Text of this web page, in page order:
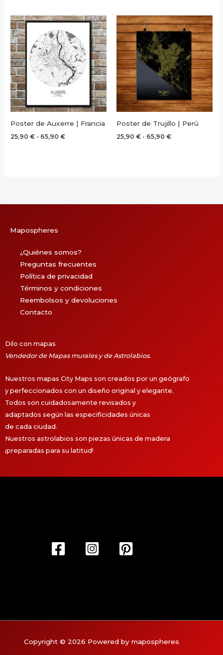
desde
25,90 €
hasta
29,90 €
desde
25,90 €
hasta
29,90 €
Poster de Auxerre | Francia
25,90€ - 65,90€Rango
Poster de Trujillo | Perú
25,90 € - 65,90 €Rango
Mapospheres
¿Quiénes somos?
Preguntas frecuentes
Política de privacidad
Términos y condiciones
Reembolsos y devoluciones
Contacto
Dilo con mapas
Vendedor de Mapas murales y de Astrolabios.
Nuestros mapas City Maps son creados por un geógrafo
y perfeccionados con un diseño original y elegante.
Todos son cuidadosamente revisados y
adaptados según las especificidades únicas
de cada ciudad.
Nuestros astrolabios son piezas únicas de madera
¡preparadas para su latitud!
Copyright © 2026 Powered by mapospheres